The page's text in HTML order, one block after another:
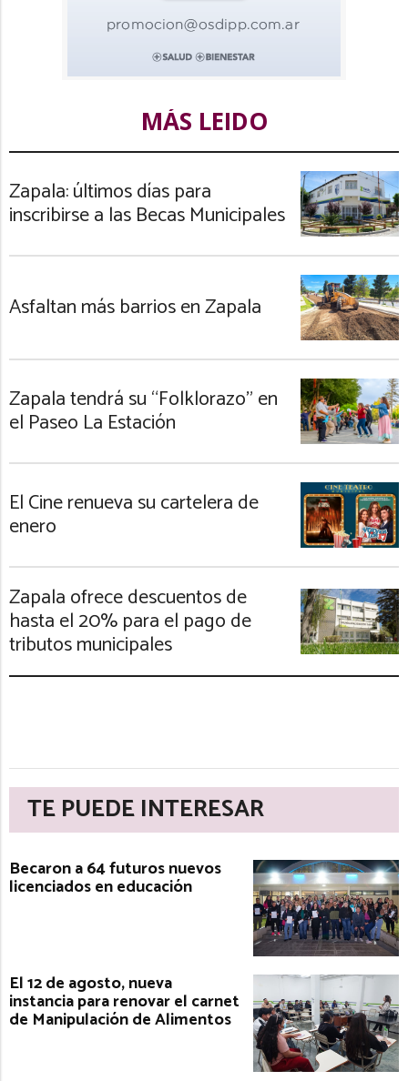
MÁS LEIDO
Zapala: últimos días para
inscribirse a las Becas Municipales
Asfaltan más barrios en Zapala
Zapala tendrá su “Folklorazo” en
el Paseo La Estación
El Cine renueva su cartelera de
enero
Zapala ofrece descuentos de
hasta el 20% para el pago de
tributos municipales
TE PUEDE INTERESAR
Becaron a 64 futuros nuevos
licenciados en educación
El 12 de agosto, nueva
instancia para renovar el carnet
de Manipulación de Alimentos